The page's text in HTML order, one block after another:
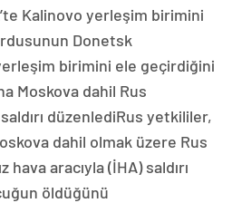
Kalinovo yerleşim birimini
Donetsk
birimini ele geçirdiğini
Moskova dahil Rus
düzenlediRus yetkililer,
dahil olmak üzere Rus
hava aracıyla (İHA) saldırı
öldüğünü